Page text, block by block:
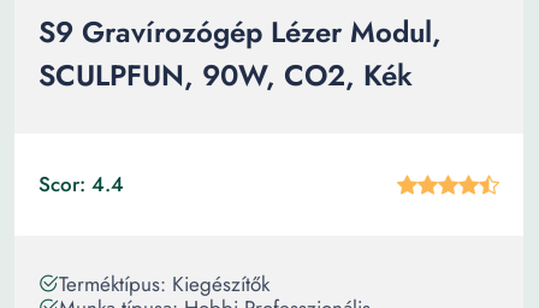
S9 Gravírozógép Lézer Modul,
SCULPFUN, 90W, CO2, Kék
Scor: 4.4
Terméktípus: Kiegészítők